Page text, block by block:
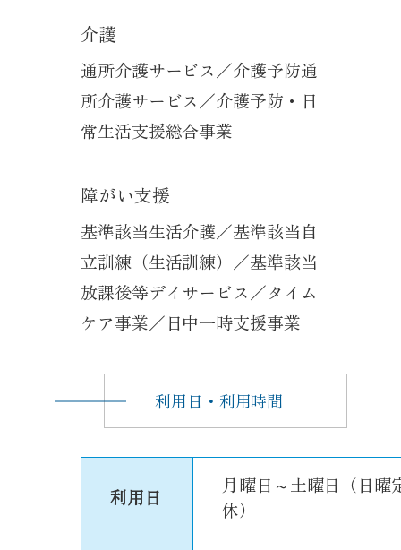
介護
通所介護サービス／介護予防通
所介護サービス／介護予防・日
常生活支援総合事業
障がい支援
基準該当生活介護／基準該当自
立訓練（生活訓練）／基準該当
放課後等デイサービス／タイム
ケア事業／日中一時支援事業
利用日・利用時間
利用日
月曜日～土曜日（日曜
休）